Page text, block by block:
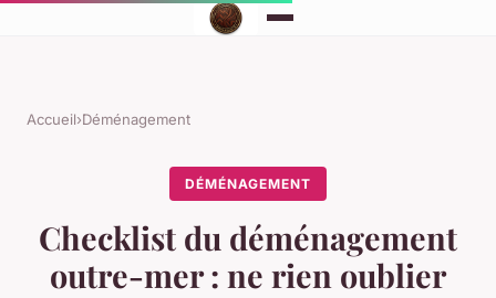
Accueil›Déménagement
DÉMÉNAGEMENT
Checklist du déménagement
outre-mer : ne rien oublier